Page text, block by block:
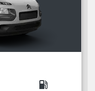
local_gas_station